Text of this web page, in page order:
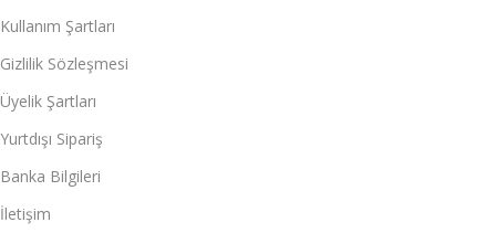
Kullanım Şartları
Gizlilik Sözleşmesi
Üyelik Şartları
Yurtdışı Sipariş
Banka Bilgileri
İletişim